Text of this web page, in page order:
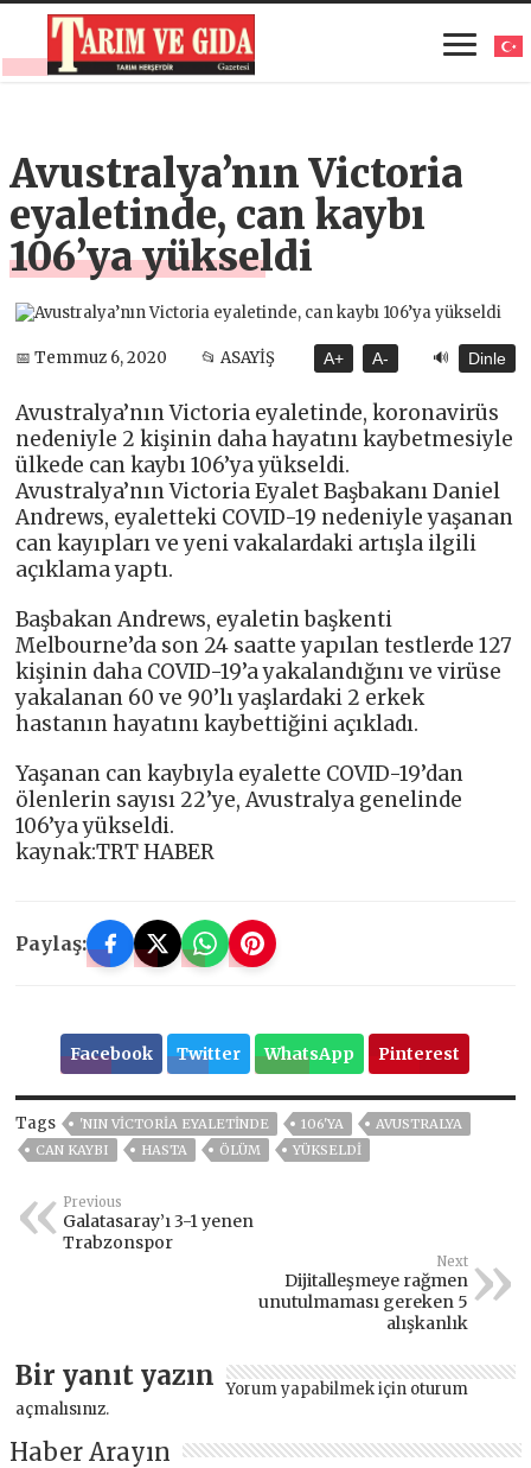
Avustralya’nın Victoria
eyaletinde, can kaybı
106’ya yükseldi
📅 Temmuz 6, 2020 📂 ASAYİŞ A+ A- 🔊 Dinle
Avustralya’nın Victoria eyaletinde, koronavirüs
nedeniyle 2 kişinin daha hayatını kaybetmesiyle
ülkede can kaybı 106’ya yükseldi.
Avustralya’nın Victoria Eyalet Başbakanı Daniel
Andrews, eyaletteki COVID-19 nedeniyle yaşanan
can kayıpları ve yeni vakalardaki artışla ilgili
açıklama yaptı.
Başbakan Andrews, eyaletin başkenti
Melbourne’da son 24 saatte yapılan testlerde 127
kişinin daha COVID-19’a yakalandığını ve virüse
yakalanan 60 ve 90’lı yaşlardaki 2 erkek
hastanın hayatını kaybettiğini açıkladı.
Yaşanan can kaybıyla eyalette COVID-19’dan
ölenlerin sayısı 22’ye, Avustralya genelinde
106’ya yükseldi.
kaynak:TRT HABER
Paylaş:
Facebook Twitter WhatsApp Pinterest
Tags 'NIN VICTORIA EYALETINDE 106'YA
AVUSTRALYA
CAN KAYBI
HASTA ÖLÜM YÜKSELDI
Previous
Galatasaray’ı 3-1 yenen
Trabzonspor
Next
Dijitalleşmeye rağmen
unutulmaması gereken 5
alışkanlık
Bir yanıt yazın Yorum yapabilmek için oturum
açmalısınız.
Haber Arayın